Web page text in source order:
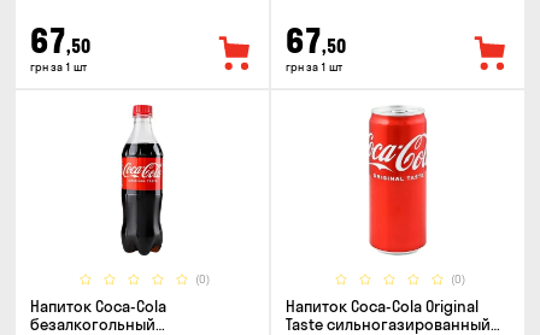
67,50
грн за 1 шт
67,50
грн за 1 шт
(0)
Напиток Coca-Cola
безалкогольный
(0)
Напиток Coca-Cola Original
Taste сильногазированный